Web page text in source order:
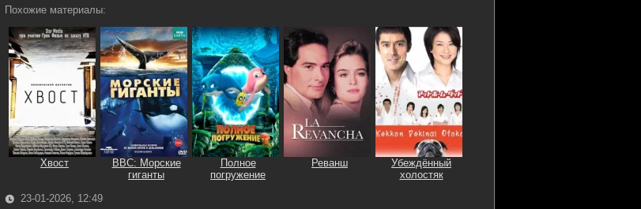
Похожие материалы:
Хвост
BBC: Морские
гиганты
Полное
погружение
Реванш
Убеждённый
холостяк
23-01-2026, 12:49